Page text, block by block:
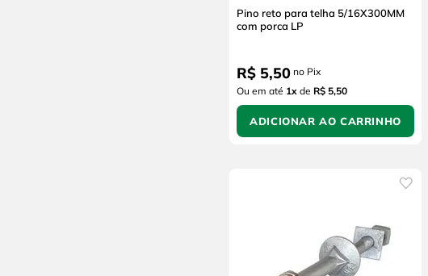
Pino reto para telha 5/16X300MM
com porca LP
R$ 5,50 no Pix
Ou em até 1x de R$ 5,50
ADICIONAR AO CARRINHO